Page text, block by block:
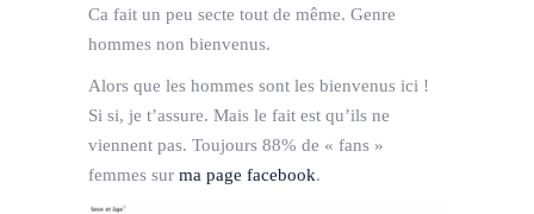
Ca fait un peu secte tout de même. Genre
hommes non bienvenus.
Alors que les hommes sont les bienvenus ici !
Si si, je t’assure. Mais le fait est qu’ils ne
viennent pas. Toujours 88% de « fans »
femmes sur ma page facebook.